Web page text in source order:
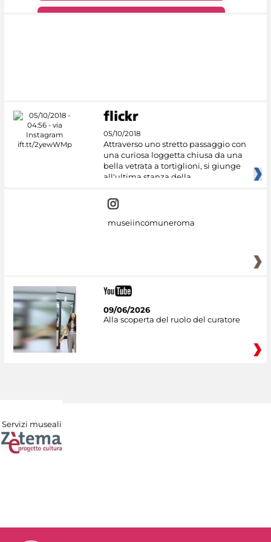
05/10/2018
Attraverso uno stretto passaggio con
una curiosa loggetta chiusa da una
bella vetrata a tortiglioni, si giunge
all'ultima stanza della
museiincomuneroma
09/06/2026
Alla scoperta del ruolo del curatore
Servizi museali